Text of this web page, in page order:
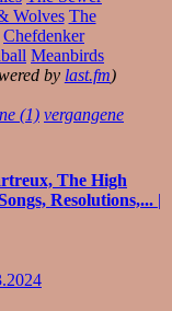
Wolves The
Chefdenker
Meanbirds
by last.fm)
(1) vergangene
The High
Resolutions,... |